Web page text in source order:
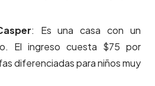
: Es una casa con un
El ingreso cuesta $75 por
diferenciadas para niños muy